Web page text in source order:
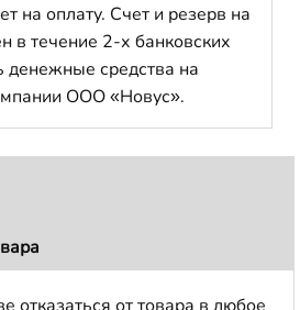
на оплату. Счет и резерв на
в течение 2-х банковских
денежные средства на
ООО «Новус».